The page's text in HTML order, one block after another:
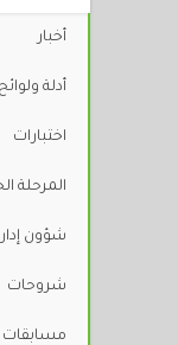
أخبار
أدلة ولوائح
اختبارات
المرحلة
شؤون
شروحات
مسابقات